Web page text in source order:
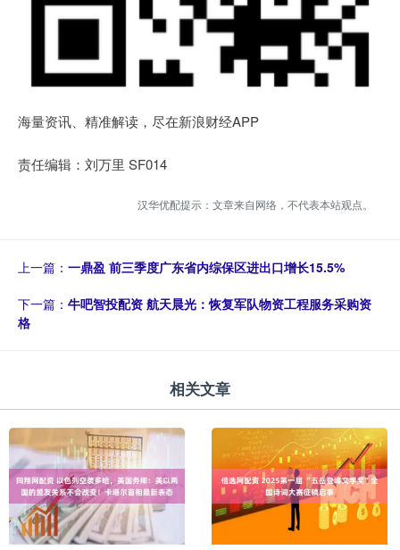
海量资讯、精准解读，尽在新浪财经APP
责任编辑：刘万里 SF014
汉华优配提示：文章来自网络，不代表本站观点。
上一篇： 一鼎盈 前三季度广东省内综保区进出口增长15.5%
下一篇： 牛吧智投配资 航天晨光：恢复军队物资工程服务采购资
格
相关文章